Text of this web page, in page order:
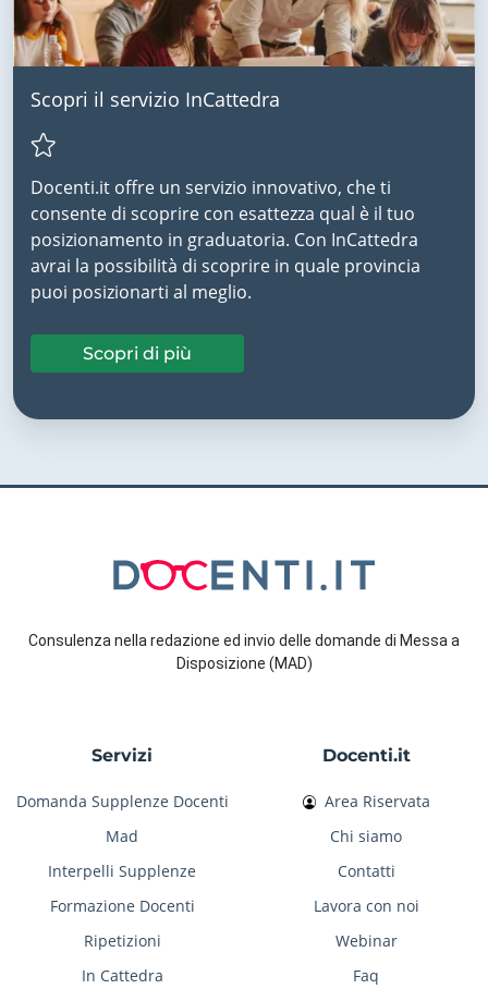
Scopri il servizio InCattedra
Docenti.it offre un servizio innovativo, che ti
consente di scoprire con esattezza qual è il tuo
posizionamento in graduatoria. Con InCattedra
avrai la possibilità di scoprire in quale provincia
puoi posizionarti al meglio.
Scopri di più
Consulenza nella redazione ed invio delle domande di Messa a
Disposizione (MAD)
Servizi
Domanda Supplenze Docenti
Mad
Interpelli Supplenze
Formazione Docenti
Ripetizioni
In Cattedra
Docenti.it
Area Riservata
Chi siamo
Contatti
Lavora con noi
Webinar
Faq